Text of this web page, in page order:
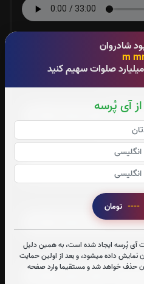
شادروان
m
صلوات سهیم کنید
آی پُرسه
----
آی پُرسه ایجاد شده است، به همین دلیل
نمایش داده میشود، و بعد از اولین حمایت
حذف خواهد شد و مستقیما وارد صفحه
شماره 3
شماره 5
شماره 6
شماره 7